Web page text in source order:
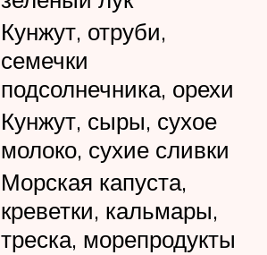
Кунжут, отруби,
семечки
подсолнечника, орехи
Кунжут, сыры, сухое
молоко, сухие сливки
Морская капуста,
креветки, кальмары,
треска, морепродукты